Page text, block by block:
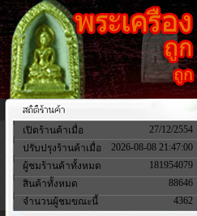
เปิดร้านค้าเมื่อ
27/12/2554
ปรับปรุงร้านค้าเมื่อ
2026-08-08 21:47:00
ผู้ชมร้านค้าทั้งหมด
181954079
สินค้าทั้งหมด
88646
จำนวนผู้ชมขณะนี้
4362